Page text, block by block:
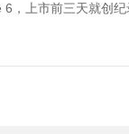
6，上市前三天就创纪